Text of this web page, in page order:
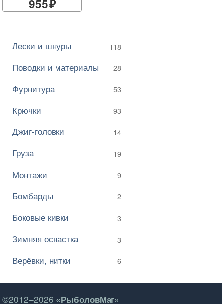
955
Лески и шнуры 118
Поводки и материалы 28
Фурнитура 53
Крючки 93
Джиг-головки 14
Груза 19
Монтажи 9
Бомбарды 2
Боковые кивки 3
Зимняя оснастка 3
Верёвки, нитки 6
©2012–2026 «РыболовМаг»